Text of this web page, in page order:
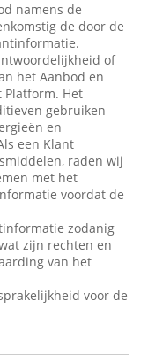
namens de
de door de
of
het Aanbod en
Het
gebruiken
en
een Klant
raden wij
met het
voordat de
zodanig
zijn rechten en
van het
voor de